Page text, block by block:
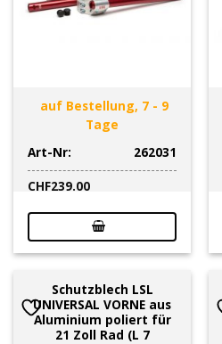
auf Bestellung, 7 - 9
Tage
Art-Nr:
262031
CHF239.00
Schutzblech LSL
UNIVERSAL VORNE aus
Aluminium poliert für
21 Zoll Rad (L 7